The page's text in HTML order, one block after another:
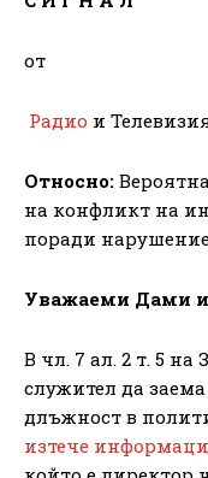
от
Радио и
Относно:
на конфликт на
поради
Уважаеми Дами и
В чл. 7 ал. 2 т. 5
служител да
длъжност в
изтече